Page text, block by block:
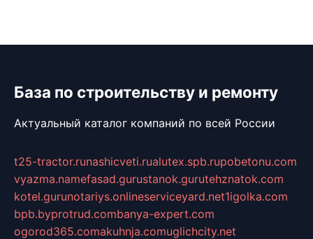
База по строительству и ремонту
Актуальный каталог компаний по всей России
t25-tractor.runashicveti.rualutex.spb.rupobetonu.com
vyazma.namefasad.gurustanok.gurutehznatok.com
kotel.gurunotariys.onlineserviceyard.net1igolka.com
bpb.byprotrud.combanya-expert.com
ogorod365.comakuhnja.comuglichcity.net